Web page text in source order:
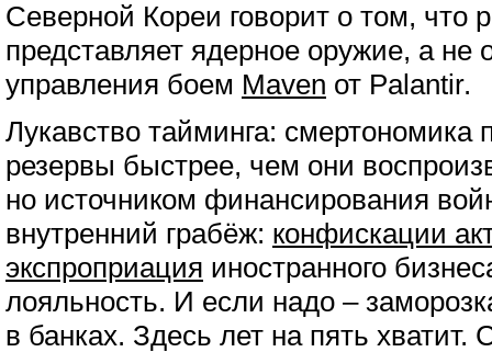
Северной Кореи говорит о том, что
представляет ядерное оружие, а не
управления боем Maven от Palantir.
Лукавство тайминга: смертономика
резервы быстрее, чем они
но источником финансирования
внутренний грабёж: конфискации
экспроприация иностранного
лояльность. И если надо –
в банках. Здесь лет на пять хватит.